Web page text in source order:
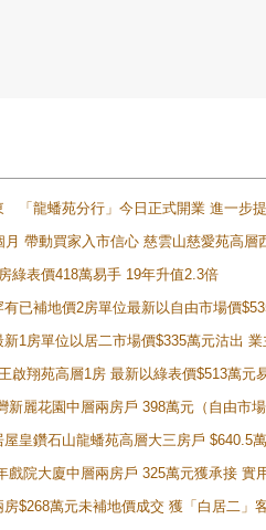
「龍蟠苑分行」今日正式開業 進一步
月 帶動買家入市信心 慈雲山慈愛苑高層
綠表價418萬易手 19年升值2.3倍
已補地價2房單位最新以自由市場價
1房單位以居二市場價$335萬元沽出
啟翔苑高層1房 最新以綠表價$513萬元
新麗花園中層兩房戶 398萬元（自由市
皇鑽石山龍蟠苑高層大三房戶
戲院大廈中層兩房戶 325萬元獲承接 實
$268萬元未補地價成交 獲「白居二」